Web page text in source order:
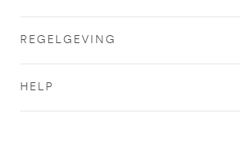
REGELGEVING
HELP